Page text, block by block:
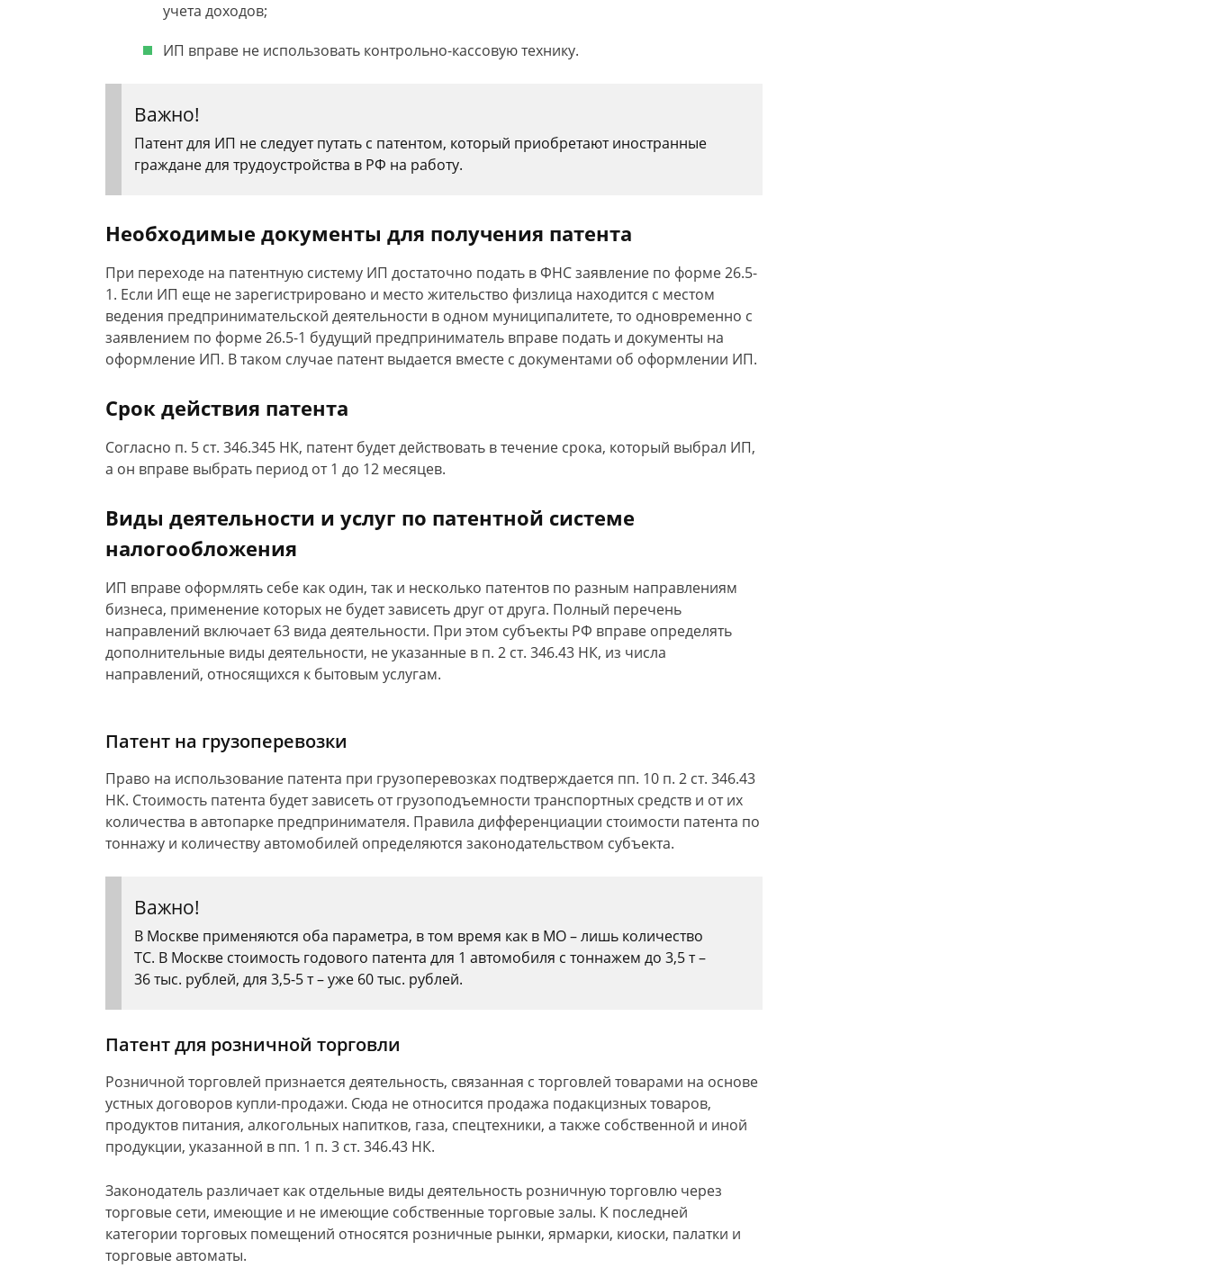
учета доходов;
ИП вправе не использовать контрольно-кассовую технику.
Важно!
Патент для ИП не следует путать с патентом, который приобретают иностранные
граждане для трудоустройства в РФ на работу.
Необходимые документы для получения патента
При переходе на патентную систему ИП достаточно подать в ФНС заявление по форме 26.5-
1. Если ИП еще не зарегистрировано и место жительство физлица находится с местом
ведения предпринимательской деятельности в одном муниципалитете, то одновременно с
заявлением по форме 26.5-1 будущий предприниматель вправе подать и документы на
оформление ИП. В таком случае патент выдается вместе с документами об оформлении ИП.
Срок действия патента
Согласно п. 5 ст. 346.345 НК, патент будет действовать в течение срока, который выбрал ИП,
а он вправе выбрать период от 1 до 12 месяцев.
Виды деятельности и услуг по патентной системе
налогообложения
ИП вправе оформлять себе как один, так и несколько патентов по разным направлениям
бизнеса, применение которых не будет зависеть друг от друга. Полный перечень
направлений включает 63 вида деятельности. При этом субъекты РФ вправе определять
дополнительные виды деятельности, не указанные в п. 2 ст. 346.43 НК, из числа
направлений, относящихся к бытовым услугам.
Патент на грузоперевозки
Право на использование патента при грузоперевозках подтверждается пп. 10 п. 2 ст. 346.43
НК. Стоимость патента будет зависеть от грузоподъемности транспортных средств и от их
количества в автопарке предпринимателя. Правила дифференциации стоимости патента по
тоннажу и количеству автомобилей определяются законодательством субъекта.
Важно!
В Москве применяются оба параметра, в том время как в МО – лишь количество
ТС. В Москве стоимость годового патента для 1 автомобиля с тоннажем до 3,5 т –
36 тыс. рублей, для 3,5-5 т – уже 60 тыс. рублей.
Патент для розничной торговли
Розничной торговлей признается деятельность, связанная с торговлей товарами на основе
устных договоров купли-продажи. Сюда не относится продажа подакцизных товаров,
продуктов питания, алкогольных напитков, газа, спецтехники, а также собственной и иной
продукции, указанной в пп. 1 п. 3 ст. 346.43 НК.
Законодатель различает как отдельные виды деятельность розничную торговлю через
торговые сети, имеющие и не имеющие собственные торговые залы. К последней
категории торговых помещений относятся розничные рынки, ярмарки, киоски, палатки и
торговые автоматы.